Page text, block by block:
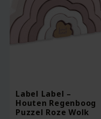
Label Label –
Houten Regenboog
Puzzel Roze Wolk